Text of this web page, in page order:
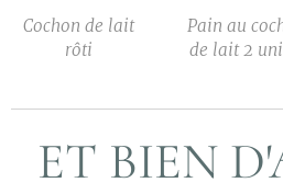
Cochon de lait
rôti
Pain au
de lait 2
ET BIEN